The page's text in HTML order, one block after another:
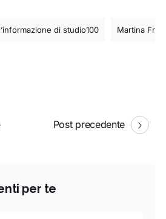
l’informazione di studio100 Martina
Post precedente
per te